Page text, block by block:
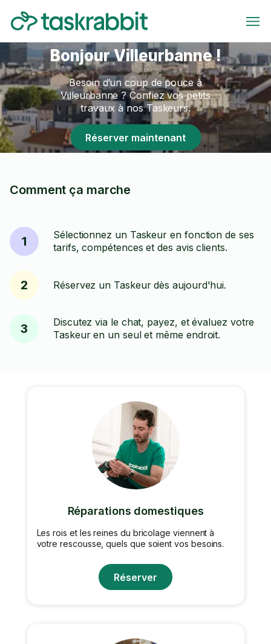
Bonjour Villeurbanne !
Besoin d’un coup de pouce à
Villeurbanne ? Confiez vos petits
travaux à nos Taskeurs.
Réserver maintenant
Comment ça marche
1
Sélectionnez un Taskeur en fonction de ses
tarifs, compétences et des avis clients.
2 Réservez un Taskeur dès aujourd'hui.
3
Discutez via le chat, payez, et évaluez votre
Taskeur en un seul et même endroit.
Réparations domestiques
Les rois et les reines du bricolage viennent à
votre rescousse, quels que soient vos besoins.
Réserver